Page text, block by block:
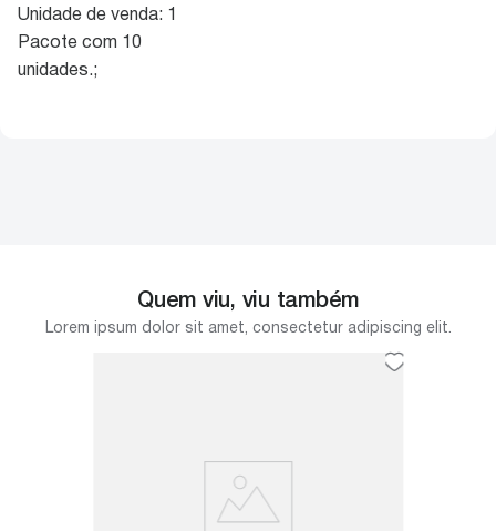
Unidade de venda: 1
Pacote com 10
unidades.;
Quem viu, viu também
Lorem ipsum dolor sit amet, consectetur adipiscing elit.